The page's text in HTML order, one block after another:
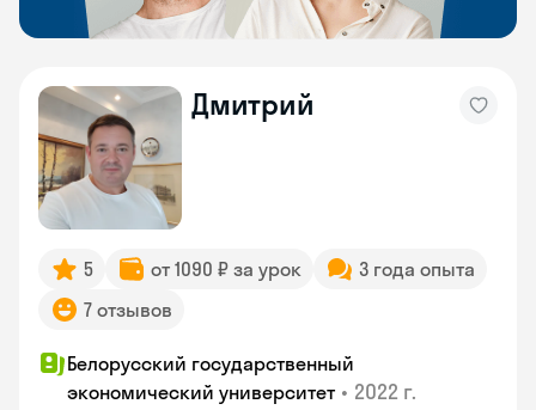
Дмитрий
5 от 1090 ₽ за урок
3 года опыта
7 отзывов
Белорусский государственный
экономический университет • 2022 г.